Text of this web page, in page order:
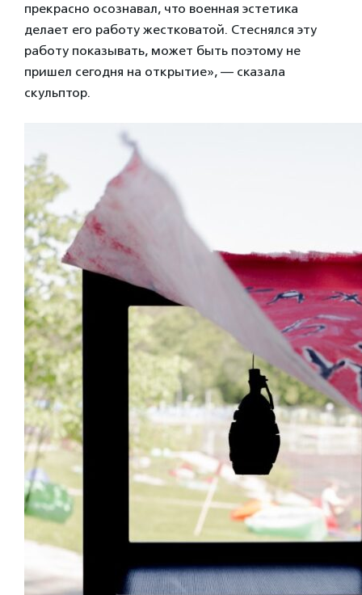
прекрасно осознавал, что военная эстетика
делает его работу жестковатой. Стеснялся эту
работу показывать, может быть поэтому не
пришел сегодня на открытие», — сказала
скульптор.